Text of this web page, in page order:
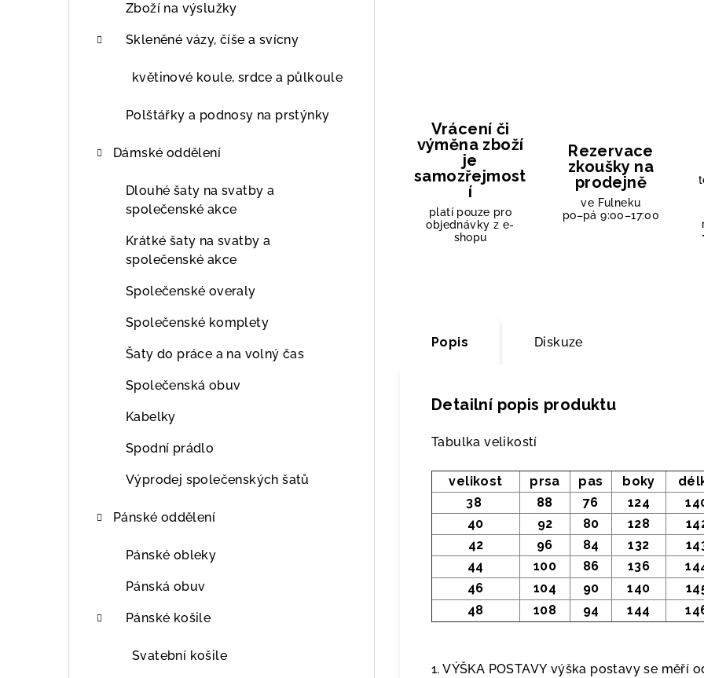
Zboží na výslužky
Skleněné vázy, číše a svícny
květinové koule, srdce a půlkoule
Polštářky a podnosy na prstýnky
Dámské oddělení
Dlouhé šaty na svatby a
společenské akce
Krátké šaty na svatby a
společenské akce
Společenské overaly
Společenské komplety
Šaty do práce a na volný čas
Společenská obuv
Kabelky
Spodní prádlo
Výprodej společenských šatů
Pánské oddělení
Pánské obleky
Pánská obuv
Pánské košile
Svatební košile
Vrácení či
výměna zboží
je
samozřejmost
í
platí pouze pro
objednávky z e-
shopu
Rezervace
zkoušky na
prodejně
ve Fulneku
po–pá 9:00–17:00
Popis Diskuze
Detailní popis produktu
Tabulka velikostí
velikost prsa pas boky
38
88 76 124
40
92 80 128
42
96 84 132
44
100 86 136
46
104 90 140
48
108 94 144
1. VÝŠKA POSTAVY výška postavy se